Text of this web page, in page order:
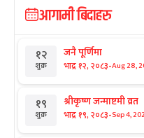
आगामी बिदाहरु
१२
शुक्र
जनै पूर्णिमा
भाद्र १२, २०८३-Aug 28,
१९
शुक्र
श्रीकृष्ण जन्माष्टमी व्रत
भाद्र १९, २०८३-Sep 4,